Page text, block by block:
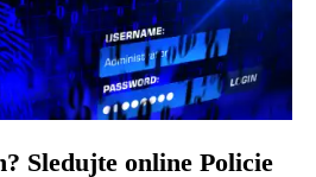
Sledujte online Policie